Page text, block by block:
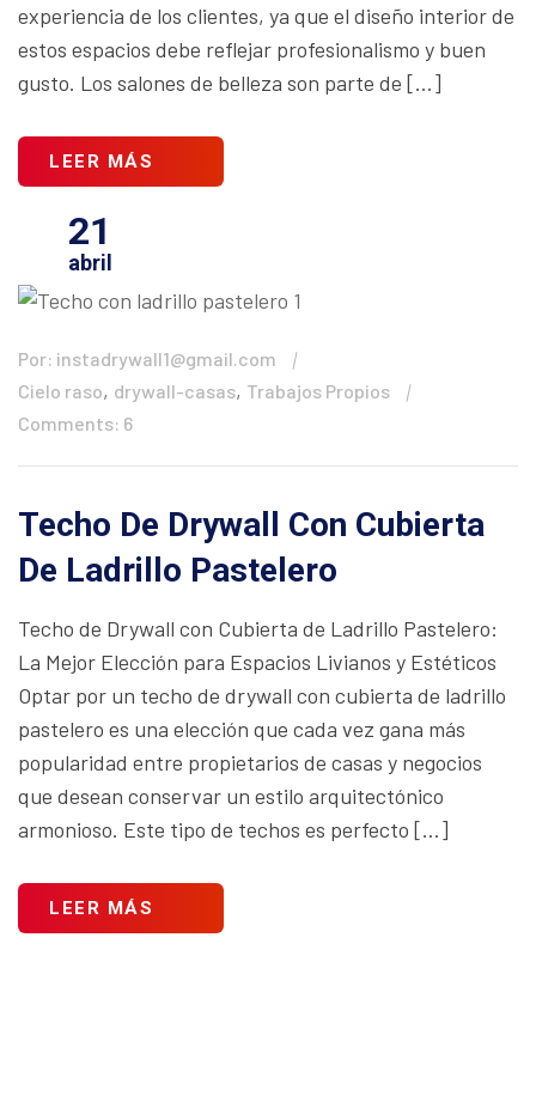
experiencia de los clientes, ya que el diseño interior de
estos espacios debe reflejar profesionalismo y buen
gusto. Los salones de belleza son parte de […]
LEER MÁS
21
abril
Por: instadrywall1@gmail.com
Cielo raso, drywall-casas, Trabajos Propios
Comments: 6
Techo De Drywall Con Cubierta
De Ladrillo Pastelero
Techo de Drywall con Cubierta de Ladrillo Pastelero:
La Mejor Elección para Espacios Livianos y Estéticos
Optar por un techo de drywall con cubierta de ladrillo
pastelero es una elección que cada vez gana más
popularidad entre propietarios de casas y negocios
que desean conservar un estilo arquitectónico
armonioso. Este tipo de techos es perfecto […]
LEER MÁS